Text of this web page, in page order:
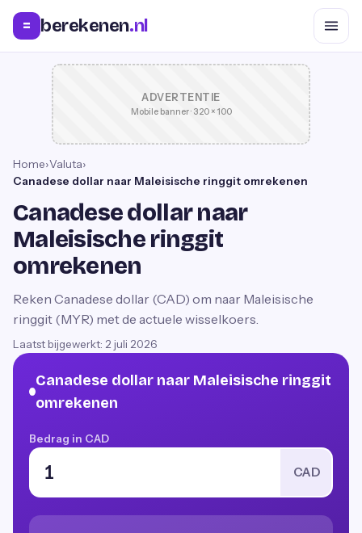
= berekenen.nl
ADVERTENTIE
Mobile banner · 320 × 100
Home›Valuta›
Canadese dollar naar Maleisische ringgit omrekenen
Canadese dollar naar
Maleisische ringgit
omrekenen
Reken Canadese dollar (CAD) om naar Maleisische
ringgit (MYR) met de actuele wisselkoers.
Laatst bijgewerkt: 2 juli 2026
Canadese dollar naar Maleisische ringgit
omrekenen
Bedrag in CAD
CAD